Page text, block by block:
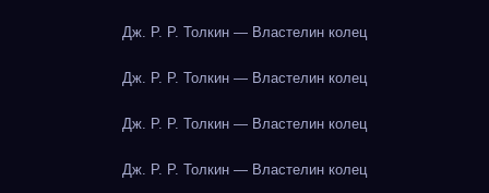
Дж. Р. Р. Толкин — Властелин колец
Дж. Р. Р. Толкин — Властелин колец
Дж. Р. Р. Толкин — Властелин колец
Дж. Р. Р. Толкин — Властелин колец